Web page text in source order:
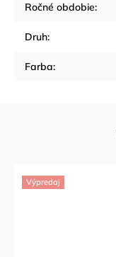
Ročné obdobie:
Druh:
Farba:
Výpredaj